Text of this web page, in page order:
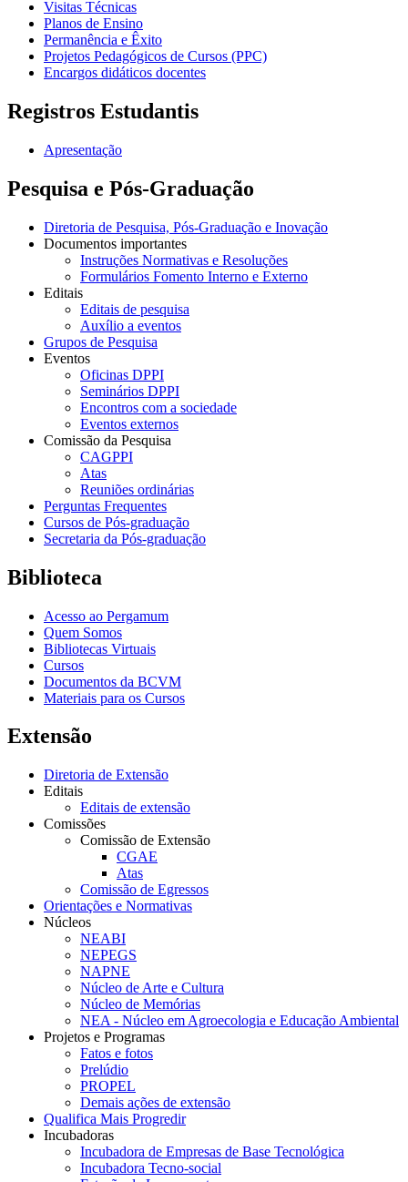
Visitas Técnicas
Planos de Ensino
Permanência e Êxito
Projetos Pedagógicos de Cursos (PPC)
Encargos didáticos docentes
Registros Estudantis
Apresentação
Pesquisa e Pós-Graduação
Diretoria de Pesquisa, Pós-Graduação e Inovação
Documentos importantes
Instruções Normativas e Resoluções
Formulários Fomento Interno e Externo
Editais
Editais de pesquisa
Auxílio a eventos
Grupos de Pesquisa
Eventos
Oficinas DPPI
Seminários DPPI
Encontros com a sociedade
Eventos externos
Comissão da Pesquisa
CAGPPI
Atas
Reuniões ordinárias
Perguntas Frequentes
Cursos de Pós-graduação
Secretaria da Pós-graduação
Biblioteca
Acesso ao Pergamum
Quem Somos
Bibliotecas Virtuais
Cursos
Documentos da BCVM
Materiais para os Cursos
Extensão
Diretoria de Extensão
Editais
Editais de extensão
Comissões
Comissão de Extensão
CGAE
Atas
Comissão de Egressos
Orientações e Normativas
Núcleos
NEABI
NEPEGS
NAPNE
Núcleo de Arte e Cultura
Núcleo de Memórias
NEA - Núcleo em Agroecologia e Educação Ambiental
Projetos e Programas
Fatos e fotos
Prelúdio
PROPEL
Demais ações de extensão
Qualifica Mais Progredir
Incubadoras
Incubadora de Empresas de Base Tecnológica
Incubadora Tecno-social